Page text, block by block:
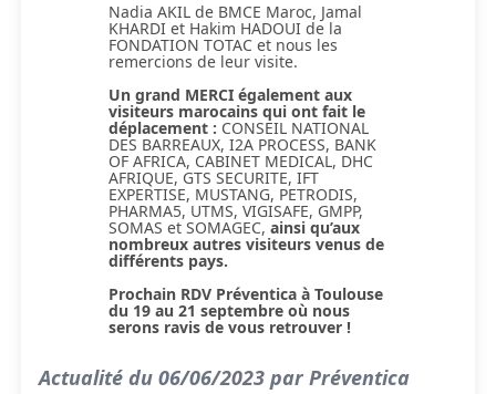
Nadia AKIL de BMCE Maroc, Jamal
KHARDI et Hakim HADOUI de la
FONDATION TOTAC et nous les
remercions de leur visite.
Un grand MERCI également aux
visiteurs marocains qui ont fait le
déplacement : CONSEIL NATIONAL
DES BARREAUX, I2A PROCESS, BANK
OF AFRICA, CABINET MEDICAL, DHC
AFRIQUE, GTS SECURITE, IFT
EXPERTISE, MUSTANG, PETRODIS,
PHARMA5, UTMS, VIGISAFE, GMPP,
SOMAS et SOMAGEC, ainsi qu’aux
nombreux autres visiteurs venus de
différents pays.
Prochain RDV Préventica à Toulouse
du 19 au 21 septembre où nous
serons ravis de vous retrouver !
Actualité du 06/06/2023 par Préventica